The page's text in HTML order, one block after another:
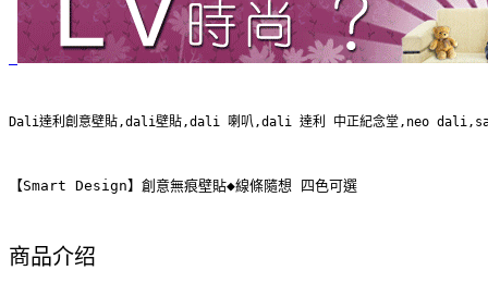
Dali達利創意壁貼,dali壁貼,dali 喇叭,dali 達利 中正紀念堂,neo
【Smart Design】創意無痕壁貼◆線條隨想 四色可選
商品介绍